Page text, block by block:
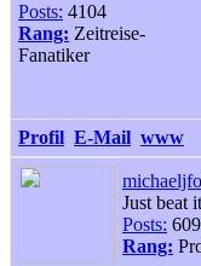
Posts: 4104
Rang: Zeitreise-
Fanatiker
Profil E-Mail www
Just beat
Posts: 609
Rang: